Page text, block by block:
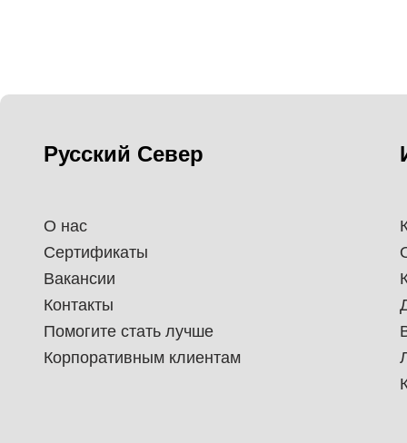
Русский Север
О нас
Сертификаты
Вакансии
Контакты
Помогите стать лучше
Корпоративным клиентам